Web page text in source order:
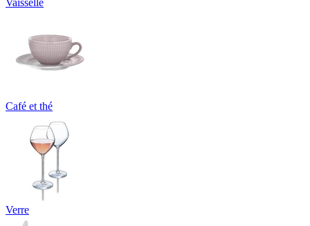
Vaisselle
Café et thé
Verre